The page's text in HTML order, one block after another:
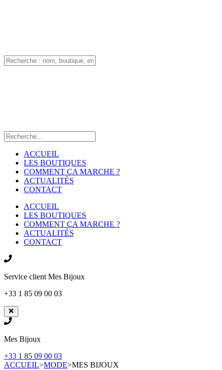
ACCUEIL
LES BOUTIQUES
COMMENT ÇA MARCHE ?
ACTUALITÉS
CONTACT
ACCUEIL
LES BOUTIQUES
COMMENT ÇA MARCHE ?
ACTUALITÉS
CONTACT
Service client Mes Bijoux
+33 1 85 09 00 03
Mes Bijoux
+33 1 85 09 00 03
ACCUEIL>MODE>MES BIJOUX